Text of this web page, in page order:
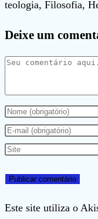
teologia, Filosofia,
Deixe um
Comentário
Digite
seu
nome
nome
de
Digite
seu
de
e-
Digite
URL
do
Este site utiliza o